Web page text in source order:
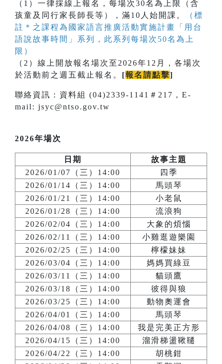
（1）一律採線上報名，每場次30名為上限（含
孩童及同行家長師長等），滿10人始開課。
（標
註＊之課程為國家語言推廣活動實施計畫「用台
語說故事時間」系列，此系列每場次50名為上
限）
（2）線上開放報名場次至2026年12月，各場次
於活動前之週五截止報名。 [報名請點擊]
聯絡資訊：資料組 (04)2339-1141＃217，E-
mail: jsyc@ntso.gov.tw
2026年場次
日期
故事主題
2026/01/07（三）14:00
四季
2026/01/14（三）14:00
馬頭琴
2026/01/21（三）14:00
小老鼠
2026/01/28（三）14:00
流浪狗
2026/02/04（三）14:00
大象的煩惱
2026/02/11（三）14:00
小雞逛遊樂園
2026/02/25（三）14:00
檸檬妹妹
2026/03/04（三）14:00
媽媽買綠豆
2026/03/11（三）14:00
貓頭鷹
2026/03/18（三）14:00
彼得與狼
2026/03/25（三）14:00
動物奧運會
2026/04/01（三）14:00
馬頭琴
2026/04/08（三）14:00
我是完美正方形
2026/04/15（三）14:00
溜滑梯盪鞦韆
2026/04/22（三）14:00
胡桃鉗